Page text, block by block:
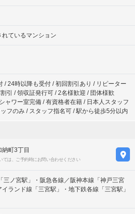
れているマンション
/ 24時以降も受付 / 初回割引あり / リピーター
引 / 領収証発行可 / 2名様歓迎 / 団体様歓
ャワー室完備 / 有資格者在籍 / 日本人スタッフ
フのみ / スタッフ指名可 / 駅から徒歩5分以内
町3丁目
ては、ご予約時にお問い合わせください
三ノ宮駅」・阪急各線／阪神本線「神戸三宮
ランド線「三宮駅」・地下鉄各線「三宮駅」